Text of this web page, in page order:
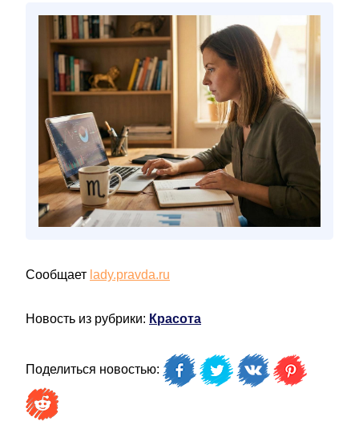
Сообщает lady.pravda.ru
Новость из рубрики: Красота
Поделиться новостью: